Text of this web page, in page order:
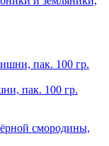
пак. 100 гр.